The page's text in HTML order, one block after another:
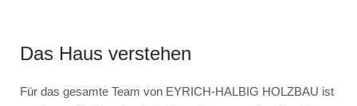
Das Haus verstehen
Für das gesamte Team von EYRICH-HALBIG HOLZBAU ist